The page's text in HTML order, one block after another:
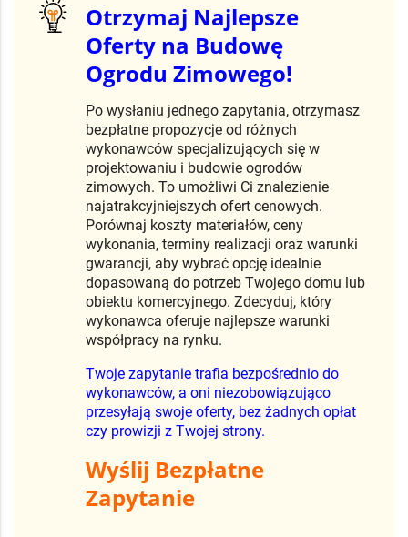
Otrzymaj Najlepsze
Oferty na Budowę
Ogrodu Zimowego!
Po wysłaniu jednego zapytania, otrzymasz
bezpłatne propozycje od różnych
wykonawców specjalizujących się w
projektowaniu i budowie ogrodów
zimowych. To umożliwi Ci znalezienie
najatrakcyjniejszych ofert cenowych.
Porównaj koszty materiałów, ceny
wykonania, terminy realizacji oraz warunki
gwarancji, aby wybrać opcję idealnie
dopasowaną do potrzeb Twojego domu lub
obiektu komercyjnego. Zdecyduj, który
wykonawca oferuje najlepsze warunki
współpracy na rynku.
Twoje zapytanie trafia bezpośrednio do
wykonawców, a oni niezobowiązująco
przesyłają swoje oferty, bez żadnych opłat
czy prowizji z Twojej strony.
Wyślij Bezpłatne
Zapytanie